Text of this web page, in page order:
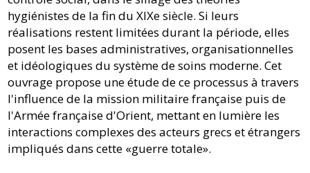
hygiénistes de la fin du XIXe siècle. Si leurs
réalisations restent limitées durant la période, elles
posent les bases administratives, organisationnelles
et idéologiques du système de soins moderne. Cet
ouvrage propose une étude de ce processus à travers
l'influence de la mission militaire française puis de
l'Armée française d'Orient, mettant en lumière les
interactions complexes des acteurs grecs et étrangers
impliqués dans cette «guerre totale».